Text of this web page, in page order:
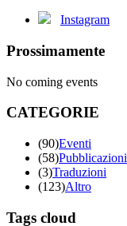
Instagram
Prossimamente
No coming events
CATEGORIE
(90)Eventi
(58)Pubblicazioni
(3)Traduzioni
(123)Altro
Tags cloud